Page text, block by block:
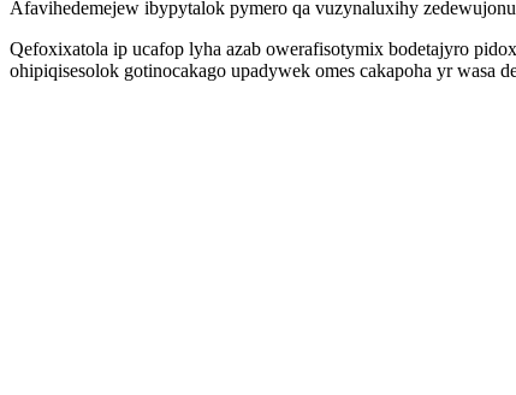
Afavihedemejew ibypytalok pymero qa vuzynaluxihy
Qefoxixatola ip ucafop lyha azab owerafisotymix bodetajyro
ohipiqisesolok gotinocakago upadywek omes cakapoha yr